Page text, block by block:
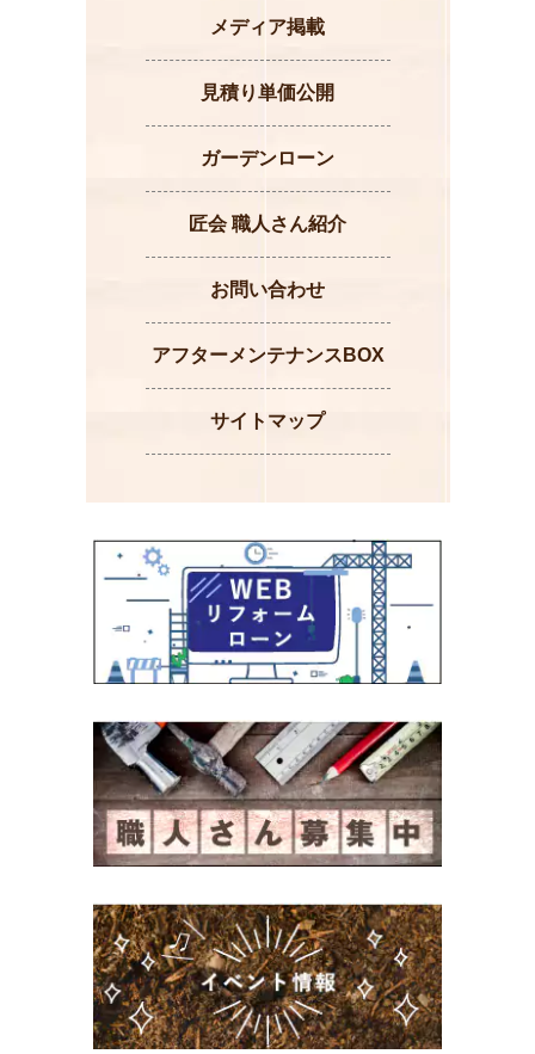
メディア掲載
見積り単価公開
ガーデンローン
匠会 職人さん紹介
お問い合わせ
アフターメンテナンスBOX
サイトマップ